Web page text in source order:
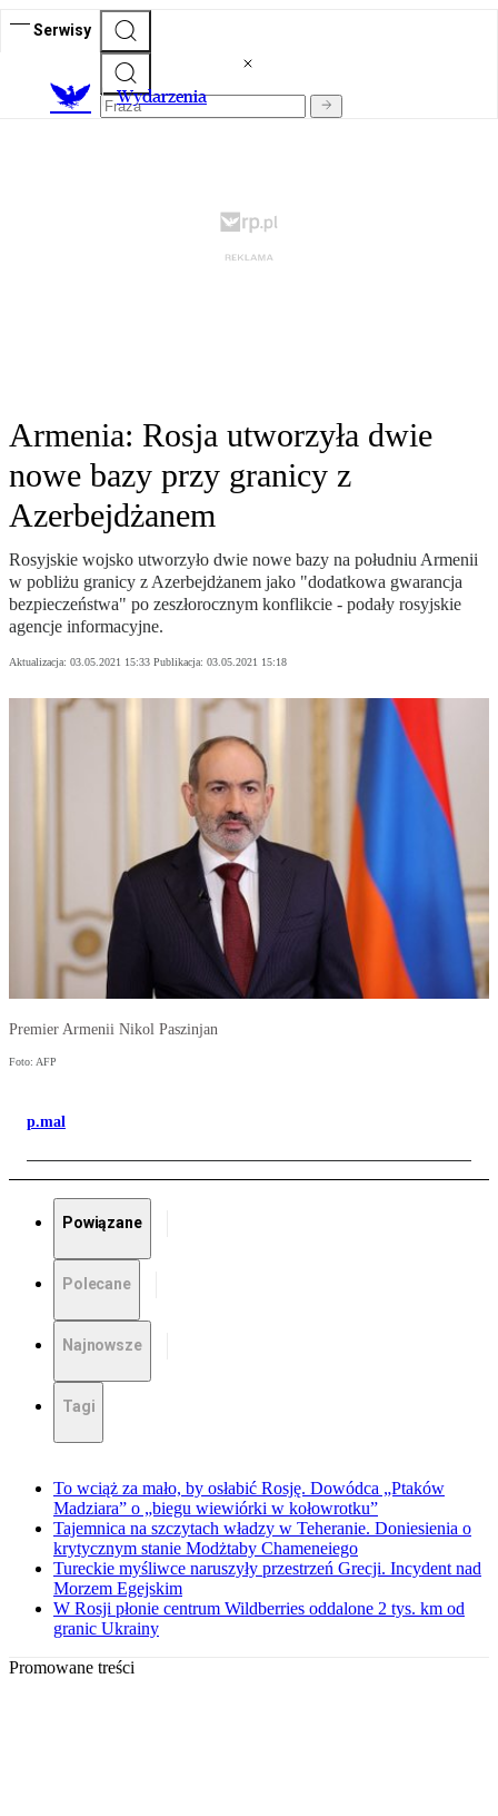
Serwisy
Wydarzenia
Armenia: Rosja utworzyła dwie
nowe bazy przy granicy z
Azerbejdżanem
Rosyjskie wojsko utworzyło dwie nowe bazy na południu Armenii
w pobliżu granicy z Azerbejdżanem jako "dodatkowa gwarancja
bezpieczeństwa" po zeszłorocznym konflikcie - podały rosyjskie
agencje informacyjne.
Aktualizacja: 03.05.2021 15:33 Publikacja: 03.05.2021 15:18
Premier Armenii Nikol Paszinjan
Foto: AFP
p.mal
Powiązane
Polecane
Najnowsze
Tagi
To wciąż za mało, by osłabić Rosję. Dowódca „Ptaków
Madziara” o „biegu wiewiórki w kołowrotku”
Tajemnica na szczytach władzy w Teheranie. Doniesienia o
krytycznym stanie Modżtaby Chameneiego
Tureckie myśliwce naruszyły przestrzeń Grecji. Incydent nad
Morzem Egejskim
W Rosji płonie centrum Wildberries oddalone 2 tys. km od
granic Ukrainy
Promowane treści